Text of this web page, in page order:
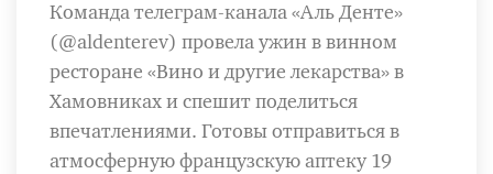
Команда телеграм-канала «Аль Денте»
(@aldenterev) провела ужин в винном
ресторане «Вино и другие лекарства» в
Хамовниках и спешит поделиться
впечатлениями. Готовы отправиться в
атмосферную французскую аптеку 19